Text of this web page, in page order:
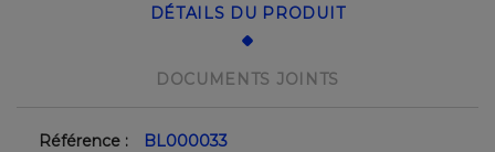
DÉTAILS DU PRODUIT
DOCUMENTS JOINTS
Référence :
BL000033